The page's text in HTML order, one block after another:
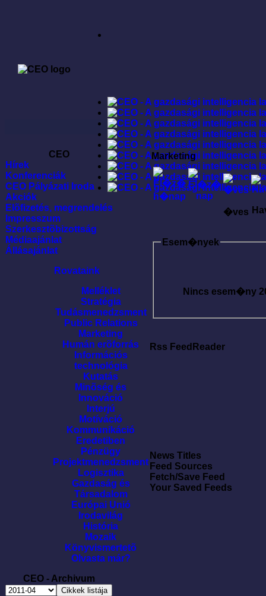
CEO
Hírek
Konferenciák
CEO Pályázati Iroda
Akciók
Elõfizetés, megrendelés
Impresszum
Szerkesztõbizottság
Médiaajánlat
Állásajánlat
Rovataink
Melléklet
Stratégia
Tudásmenedzsment
Public Relations
Marketing
Humán erõforrás
Információs
technológia
Kutatás
Minõség és
Innováció
Interjú
Motíváció
Kommunikáció
Eredetiben
Pénzügy
Projektmenedzsment
Logisztika
Gazdaság és
Társadalom
Európai Unió
Irodavilág
História
Mozaik
Könyvismertetõ
Olvasta már?
CEO - Archivum
Marketing
�ves
Esem�nyek
Nincs esem�ny
Rss FeedReader
News Titles
Feed Sources
Fetch/Save Feed
Your Saved Feeds